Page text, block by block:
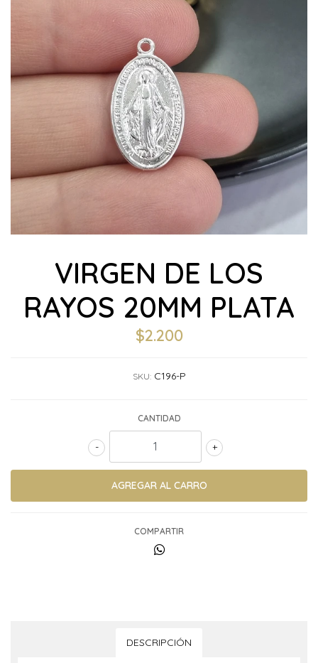
VIRGEN DE LOS
RAYOS 20MM PLATA
$2.200
SKU: C196-P
CANTIDAD
+
-
COMPARTIR
DESCRIPCIÓN